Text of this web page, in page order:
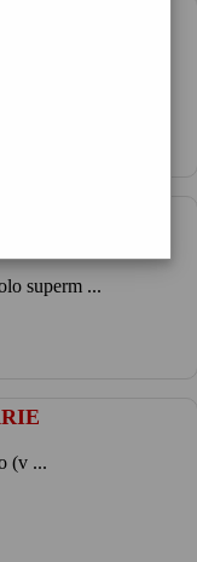
superm ...
(v ...